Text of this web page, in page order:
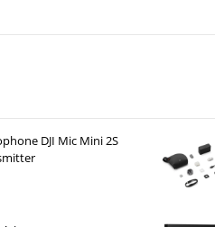
DJI Mic Mini 2S